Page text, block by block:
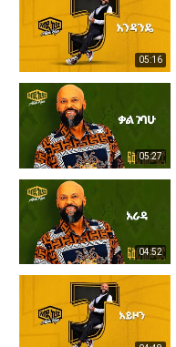
05:16
05:27
04:52